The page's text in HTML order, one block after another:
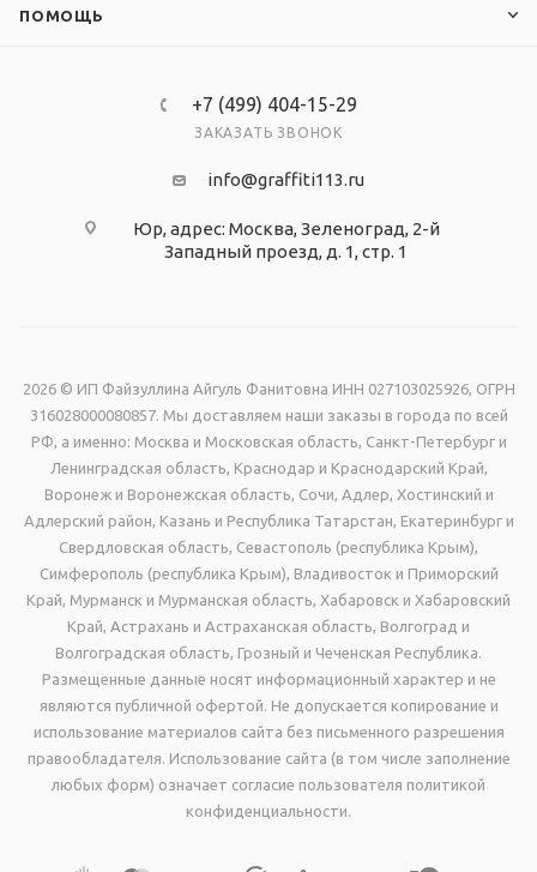
ПОМОЩЬ
+7 (499) 404-15-29
ЗАКАЗАТЬ ЗВОНОК
info@graffiti113.ru
Юр, адрес: Москва, Зеленоград, 2-й
Западный проезд, д. 1, стр. 1
2026 © ИП Файзуллина Айгуль Фанитовна ИНН 027103025926, ОГРН
316028000080857. Мы доставляем наши заказы в города по всей
РФ, а именно: Москва и Московская область, Санкт-Петербург и
Ленинградская область, Краснодар и Краснодарский Край,
Воронеж и Воронежская область, Сочи, Адлер, Хостинский и
Адлерский район, Казань и Республика Татарстан, Екатеринбург и
Свердловская область, Севастополь (республика Крым),
Симферополь (республика Крым), Владивосток и Приморский
Край, Мурманск и Мурманская область, Хабаровск и Хабаровский
Край, Астрахань и Астраханская область, Волгоград и
Волгоградская область, Грозный и Чеченская Республика.
Размещенные данные носят информационный характер и не
являются публичной офертой. Не допускается копирование и
использование материалов сайта без письменного разрешения
правообладателя. Использование сайта (в том числе заполнение
любых форм) означает согласие пользователя политикой
конфиденциальности.